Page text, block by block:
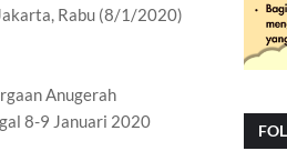
Rabu (8/1/2020)
Anugerah
8-9 Januari 2020